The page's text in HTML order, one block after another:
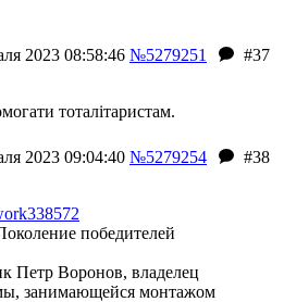
2023 08:58:46 №5279251
#37
тоталітаристам.
2023 09:04:40 №5279254
#38
победителей
Петр Воронов, владелец
занимающейся монтажом